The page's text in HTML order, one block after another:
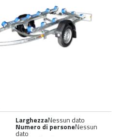
LarghezzaNessun dato
Numero di personeNessun
dato